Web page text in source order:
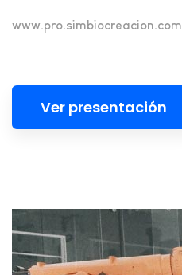
www.pro.simbiocreacion.com
Ver presentación